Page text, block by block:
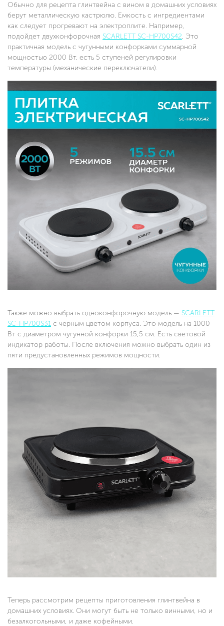
Обычно для рецепта глинтвейна с вином в домашних условиях
берут металлическую кастрюлю. Емкость с ингредиентами
как следует прогревают на электроплите. Например,
подойдет двухконфорочная SCARLETT SC-HP700S42. Это
практичная модель с чугунными конфорками суммарной
мощностью 2000 Вт. есть 5 ступеней регулировки
температуры (механические переключатели).
Также можно выбрать одноконфорочную модель — SCARLETT
SC-HP700S31 с черным цветом корпуса. Это модель на 1000
Вт с диаметром чугунной конфорки 15,5 см. Есть световой
индикатор работы. После включения можно выбрать один из
пяти предустановленных режимов мощности.
Теперь рассмотрим рецепты приготовления глинтвейна в
домашних условиях. Они могут быть не только винными, но и
безалкогольными, и даже кофейными.